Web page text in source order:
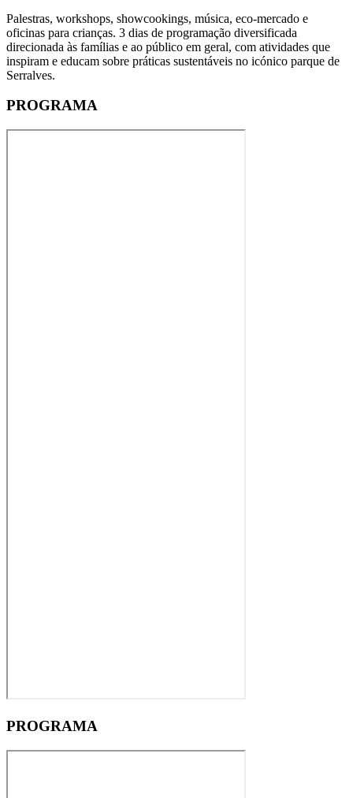
Palestras, workshops, showcookings, música, eco-mercado e
oficinas para crianças. 3 dias de programação diversificada
direcionada às famílias e ao público em geral, com atividades que
inspiram e educam sobre práticas sustentáveis no icónico parque de
Serralves.
PROGRAMA
PROGRAMA